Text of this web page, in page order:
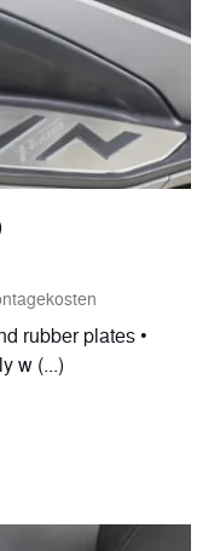
rubber plates •
w (...)